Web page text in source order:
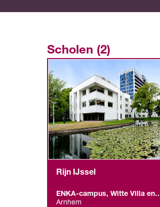
Scholen (2)
Rijn IJssel
ENKA-campus, Witte Villa en
Toren
Arnhem